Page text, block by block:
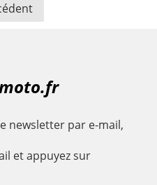
newsletter par e-mail,
et appuyez sur